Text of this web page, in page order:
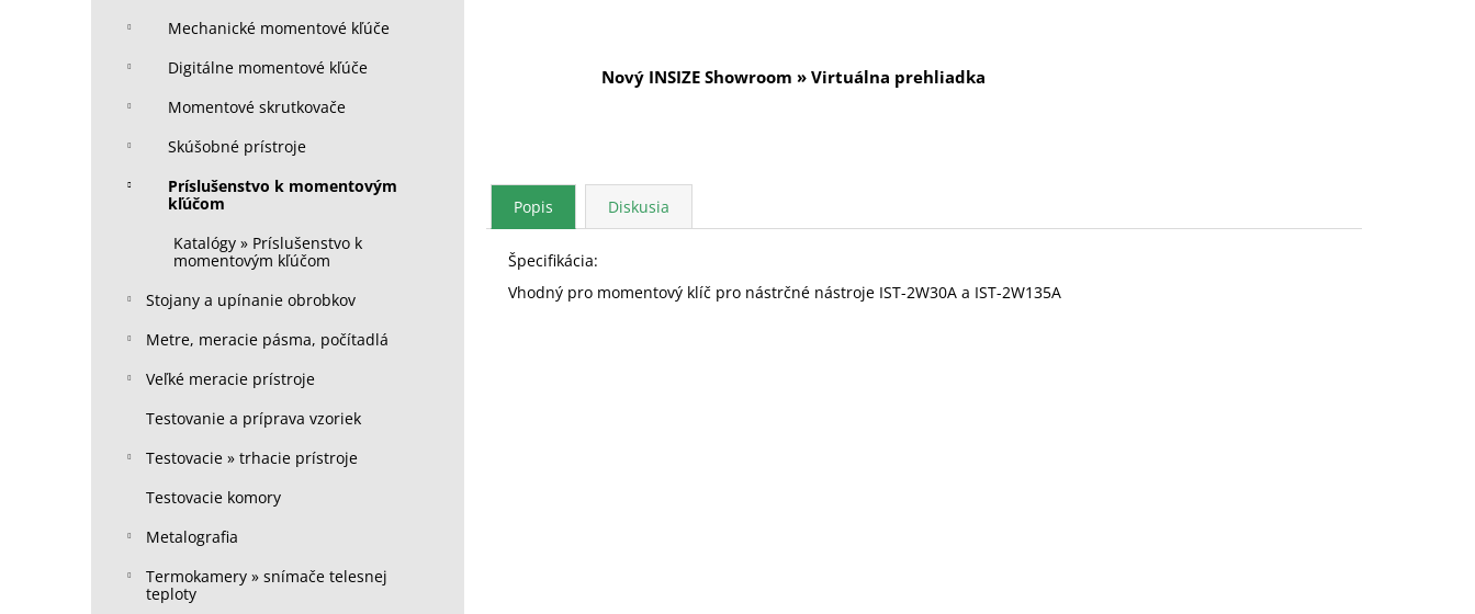
Mechanické momentové kľúče
Digitálne momentové kľúče
Momentové skrutkovače
Skúšobné prístroje
Príslušenstvo k momentovým
kľúčom
Katalógy » Príslušenstvo k
momentovým kľúčom
Stojany a upínanie obrobkov
Metre, meracie pásma, počítadlá
Veľké meracie prístroje
Testovanie a príprava vzoriek
Testovacie » trhacie prístroje
Testovacie komory
Metalografia
Termokamery » snímače telesnej
teploty
Nový INSIZE Showroom » Virtuálna prehliadka
Popis Diskusia
Špecifikácia:
Vhodný pro momentový klíč pro nástrčné nástroje IST-2W30A a IST-2W135A